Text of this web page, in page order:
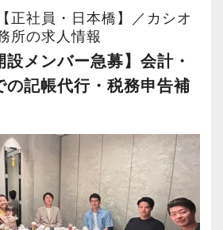
で幅広く経験可能
に関与
／M&Aにも対応
人＞
展開
に拡大
・労務まで対応
ンストップ支援
正社員・日本橋】／カシオ
所の求人情報
設メンバー急募】会計・
の記帳代行・税務申告補